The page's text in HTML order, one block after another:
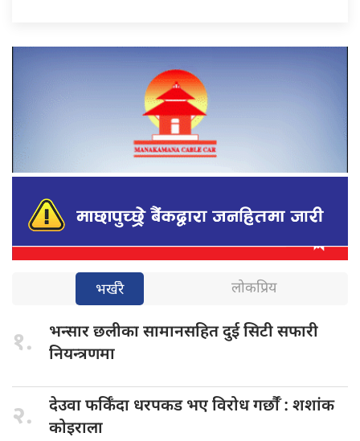
भर्खरै लोकप्रिय
१. भन्सार छलीकासामानसहित दुई सिटी सफारी
नियन्त्रणमा
२. देउवा फर्किँदा धरपकड भए विरोध गर्छौँं : शशांक
कोइराला